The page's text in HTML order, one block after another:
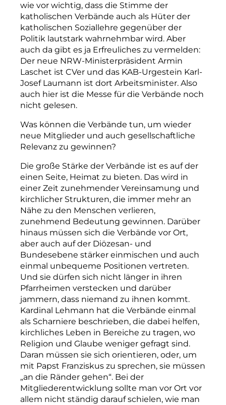
wie vor wichtig, dass die Stimme der
katholischen Verbände auch als Hüter der
katholischen Soziallehre gegenüber der
Politik lautstark wahrnehmbar wird. Aber
auch da gibt es ja Erfreuliches zu vermelden:
Der neue NRW-­Ministerpräsident Armin
Laschet ist CVer und das KAB-­Urgestein Karl-
Josef Laumann ist dort Arbeitsminister. Also
auch hier ist die Messe für die Verbände noch
nicht gelesen.
Was können die Verbände tun, um wieder
neue Mitglieder und auch gesellschaftliche
Relevanz zu gewinnen?
Die große Stärke der Verbände ist es auf der
einen Seite, Heimat zu bieten. Das wird in
einer Zeit zunehmender Vereinsamung und
kirchlicher Strukturen, die immer mehr an
Nähe zu den Menschen verlieren,
zunehmend Bedeutung gewinnen. Darüber
hinaus müssen sich die Verbände vor Ort,
aber auch auf der Diözesan- und
Bundesebene stärker einmischen und auch
einmal unbequeme Positionen vertreten.
Und sie dürfen sich nicht länger in ihren
Pfarrheimen verstecken und darüber
jammern, dass niemand zu ihnen kommt.
Kardinal Lehmann hat die Verbände einmal
als Scharniere beschrieben, die dabei helfen,
kirchliches Leben in Bereiche zu tragen, wo
Religion und Glaube weniger gefragt sind.
Daran müssen sie sich orientieren, oder, um
mit Papst Franziskus zu sprechen, sie müssen
„an die Ränder gehen“. Bei der
Mitgliederentwicklung sollte man vor Ort vor
allem nicht ständig darauf schielen, wie man